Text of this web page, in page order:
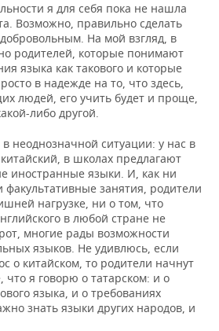
я для себя пока не нашла
Возможно, правильно сделать
На мой взгляд, в
родителей, которые понимают
языка как такового и которые
в надежде на то, что здесь,
людей, его учить будет и проще,
либо другой.
неоднозначной ситуации: у нас в
китайский, в школах предлагают
иностранные языки. И, как ни
занятия, родители
нагрузке, ни о том, что
в любой стране не
многие рады возможности
языков. Не удивлюсь, если
о китайском, то родители начнут
что я говорю о татарском: и о
языка, и о требованиях
знать языки других народов, и